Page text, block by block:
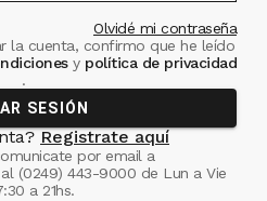
Olvidé mi contraseña
la cuenta, confirmo que he leído
ypolítica de privacidad
.
SESIÓN
Registrate aquí
por email a
(0249) 443-9000 de Lun a Vie
a 21hs.